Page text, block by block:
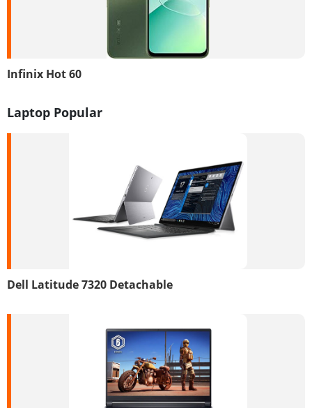
Infinix Hot 60
Laptop Popular
Dell Latitude 7320 Detachable